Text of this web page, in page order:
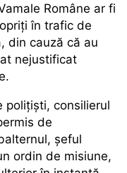
Române ar fi
în trafic de
din cauză că au
nejustificat
polițiști, consilierul
de
şeful
ordin de misiune,